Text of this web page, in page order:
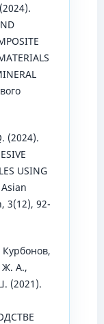
(2024).
USING
Asian
3(12), 92-
Ж. А.,
(2021).